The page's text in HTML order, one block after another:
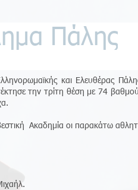
Πάλης
και Ελευθέρας
την τρίτη θέση με 74
Ακαδημία οι παρακάτω